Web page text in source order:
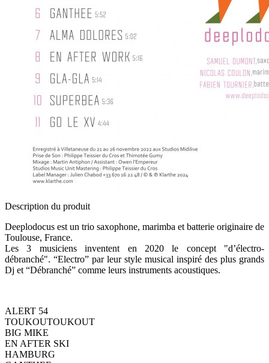
Description du produit
Deeplodocus est un trio saxophone, marimba et batterie originaire de
Toulouse, France.
Les 3 musiciens inventent en 2020 le concept "d’électro-
débranché". “Electro” par leur style musical inspiré des plus grands
Dj et “Débranché” comme leurs instruments acoustiques.
ALERT 54
TOUKOUTOUKOUT
BIG MIKE
EN AFTER SKI
HAMBURG